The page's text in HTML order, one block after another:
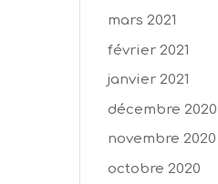
mars 2021
février 2021
janvier 2021
décembre 2020
novembre 2020
octobre 2020